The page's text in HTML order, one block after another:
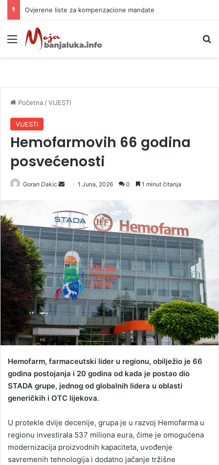
Ovjerene liste za kompenzacione mandate
Meni
Početna /VIJESTI
VIJESTI
Hemofarmovih 66 godina
posvećenosti
Goran Dakic
d
a
n
e
m
a
i
l
1 Juna, 2026 0 1 minut čitanja
Hemofarm, farmaceutski lider u regionu, obilježio je 66
godina postojanja i 20 godina od kada je postao dio
STADA grupe, jednog od globalnih lidera u oblasti
generičkih i OTC lijekova.
U protekle dvije decenije, grupa je u razvoj Hemofarma u
regionu investirala 537 miliona eura, čime je omogućena
modernizacija proizvodnih kapaciteta, uvođenje
savremenih tehnologija i dodatno jačanje tržišne